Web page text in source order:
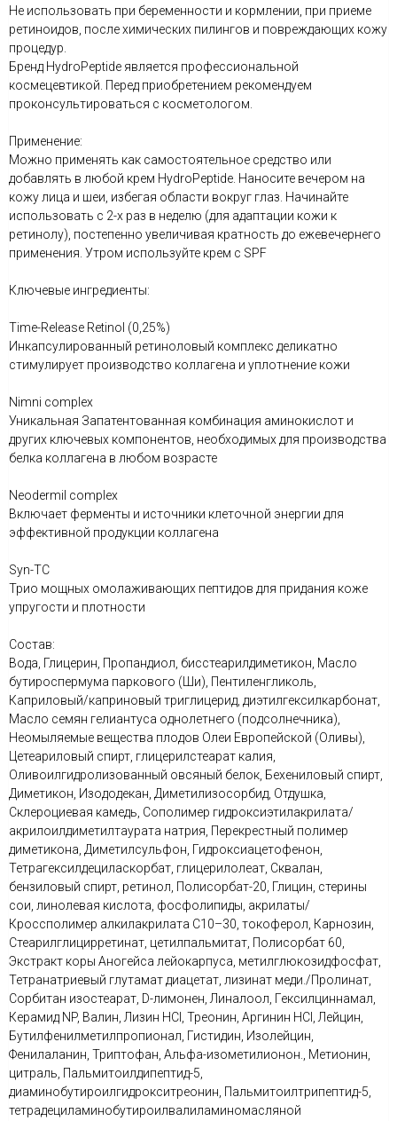
Не использовать при беременности и кормлении, при приеме
ретиноидов, после химических пилингов и повреждающих кожу
процедур.
Бренд HydroPeptide является профессиональной
космецевтикой. Перед приобретением рекомендуем
проконсультироваться с косметологом.
Применение:
Можно применять как самостоятельное средство или
добавлять в любой крем HydroPeptide. Наносите вечером на
кожу лица и шеи, избегая области вокруг глаз. Начинайте
использовать с 2-х раз в неделю (для адаптации кожи к
ретинолу), постепенно увеличивая кратность до ежевечернего
применения. Утром используйте крем с SPF
Ключевые ингредиенты:
Time-Release Retinol (0,25%)
Инкапсулированный ретиноловый комплекс деликатно
стимулирует производство коллагена и уплотнение кожи
Nimni complex
Уникальная Запатентованная комбинация аминокислот и
других ключевых компонентов, необходимых для производства
белка коллагена в любом возрасте
Neodermil complex
Включает ферменты и источники клеточной энергии для
эффективной продукции коллагена
Syn-TC
Трио мощных омолаживающих пептидов для придания коже
упругости и плотности
Состав:
Вода, Глицерин, Пропандиол, бисстеарилдиметикон, Масло
бутироспермума паркового (Ши), Пентиленгликоль,
Каприловый/каприновый триглицерид, диэтилгексилкарбонат,
Масло семян гелиантуса однолетнего (подсолнечника),
Неомыляемые вещества плодов Олеи Европейской (Оливы),
Цетеариловый спирт, глицерилстеарат калия,
Оливоилгидролизованный овсяный белок, Бехениловый спирт,
Диметикон, Изододекан, Диметилизосорбид, Отдушка,
Склероциевая камедь, Сополимер гидроксиэтилакрилата/
акрилоилдиметилтаурата натрия, Перекрестный полимер
диметикона, Диметилсульфон, Гидроксиацетофенон,
Тетрагексилдециласкорбат, глицерилолеат, Сквалан,
бензиловый спирт, ретинол, Полисорбат-20, Глицин, стерины
сои, линолевая кислота, фосфолипиды, акрилаты/
Кроссполимер алкилакрилата С10–30, токоферол, Карнозин,
Стеарилглицирретинат, цетилпальмитат, Полисорбат 60,
Экстракт коры Аногейса лейокарпуса, метилглюкозидфосфат,
Тетранатриевый глутамат диацетат, лизинат меди./Пролинат,
Сорбитан изостеарат, D-лимонен, Линалоол, Гексилциннамал,
Керамид NP, Валин, Лизин HCl, Треонин, Аргинин HCl, Лейцин,
Бутилфенилметилпропионал, Гистидин, Изолейцин,
Фенилаланин, Триптофан, Альфа-изометилионон., Метионин,
цитраль, Пальмитоилдипептид-5,
диаминобутироилгидрокситреонин, Пальмитоилтрипептид-5,
тетрадециламинобутироилвалиламиномасляной